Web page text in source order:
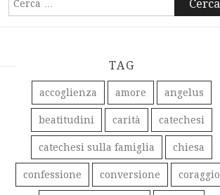
TAG
accoglienza amore angelus
beatitudini carità catechesi
catechesi sulla famiglia chiesa
confessione conversione coraggio